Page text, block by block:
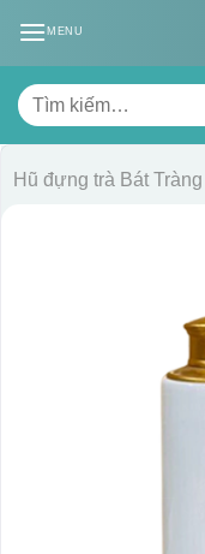
MENU
Tìm
kiếm:
Hũ đựng trà Bát Tràng